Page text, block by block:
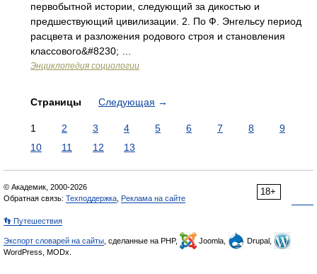
первобытной истории, следующий за дикостью и
предшествующий цивилизации. 2. По Ф. Энгельсу период
расцвета и разложения родового строя и становления
классового&#8230; …
Энциклопедия социологии
Страницы Следующая →
1 2 3 4 5 6 7 8
9
10
11 12 13
18+
© Академик, 2000-2026
Обратная связь: Техподдержка Реклама на сайте
👣 Путешествия
Экспорт словарей на сайты , сделанные на PHP, Joomla,
Drupal,
WordPress, MODx.